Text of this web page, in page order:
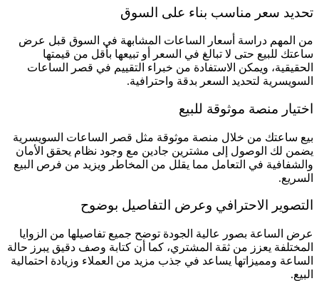
تحديد سعر مناسب بناء على السوق
من المهم دراسة أسعار الساعات المشابهة في السوق قبل عرض
ساعتك للبيع حتى لا تبالغ في السعر أو تبيعها بأقل من قيمتها
الحقيقية، ويمكن الاستفادة من خبراء التقييم في قصر الساعات
السويسرية لتحديد السعر بدقة واحترافية.
اختيار منصة موثوقة للبيع
بيع ساعتك من خلال منصة موثوقة مثل قصر الساعات السويسرية
يضمن لك الوصول إلى مشترين جادين مع وجود نظام يحقق الأمان
والشفافية في التعامل مما يقلل من المخاطر ويزيد من فرص البيع
السريع.
التصوير الاحترافي وعرض التفاصيل بوضوح
عرض الساعة بصور عالية الجودة توضح جميع تفاصيلها من الزوايا
المختلفة يعزز من ثقة المشتري، كما أن كتابة وصف دقيق يبرز حالة
الساعة ومميزاتها يساعد في جذب مزيد من العملاء وزيادة احتمالية
البيع.